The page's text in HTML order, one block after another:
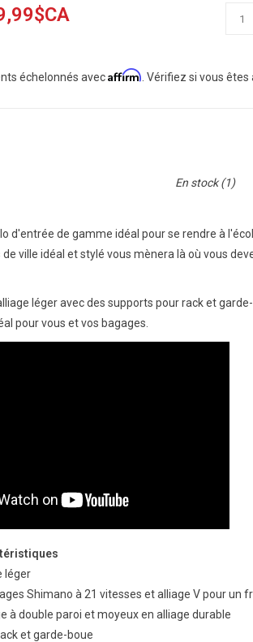
échelonnés avecAffirm. Vérifiez si vous
En stock(1)
d'entrée de gamme idéal pour se rendre à
de ville idéal et stylé vous mènera là où vous
léger avec des supports pour rack et
pour vous et vos bagages.
léger
Shimano à 21 vitesses et alliage V pour un
à double paroi et moyeux en alliage durable
et garde-boue